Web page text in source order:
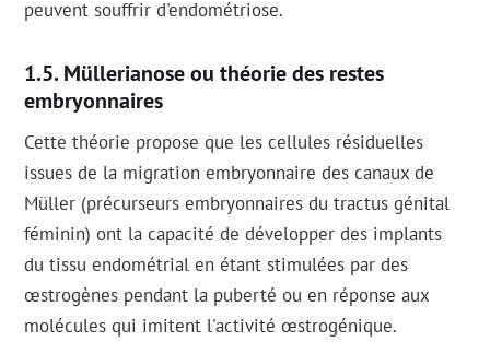
peuvent souffrir d'endométriose.
Müllerianose ou théorie des restes
embryonnaires
Cette théorie propose que les cellules résiduelles
issues de la migration embryonnaire des canaux de
Müller (précurseurs embryonnaires du tractus génital
féminin) ont la capacité de développer des implants
du tissu endométrial en étant stimulées par des
œstrogènes pendant la puberté ou en réponse aux
molécules qui imitent l'activité œstrogénique.